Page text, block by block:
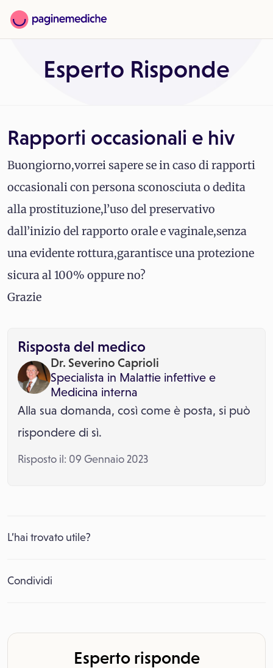
Esperto Risponde
Rapporti occasionali e hiv
Buongiorno,vorrei sapere se in caso di rapporti
occasionali con persona sconosciuta o dedita
alla prostituzione,l’uso del preservativo
dall’inizio del rapporto orale e vaginale,senza
una evidente rottura,garantisce una protezione
sicura al 100% oppure no?
Grazie
Risposta del medico
Dr. Severino Caprioli
Specialista in Malattie infettive e
Medicina interna
Alla sua domanda, così come è posta, si può
rispondere di sì.
Risposto il: 09 Gennaio 2023
L’hai trovato utile?
Condividi
Esperto risponde